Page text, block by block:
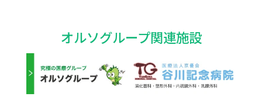
オルソグループ関連施設